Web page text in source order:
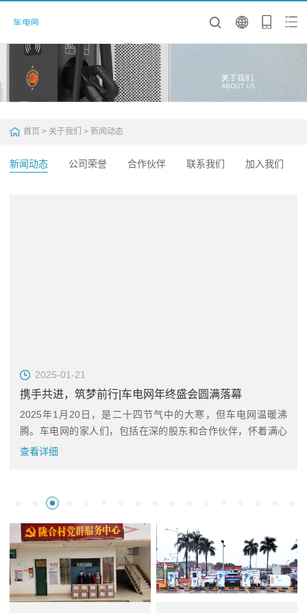
首页 > 关于我们 > 新闻动态
新闻动态 公司荣誉 合作伙伴 联系我们 加入我们
2025-01-21
携手共进，筑梦前行|车电网年终盛会圆满落幕
2025年1月20日，是二十四节气中的大寒，但车电网温暖沸
腾。车电网的家人们，包括在深的股东和合作伙伴，怀着满心
的喜悦与激...
查看详细